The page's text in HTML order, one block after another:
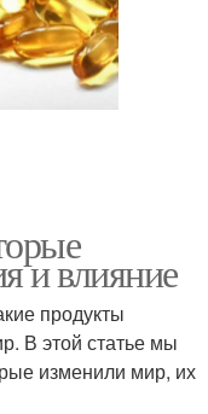
и влияние
продукты
В этой статье мы
изменили мир, их